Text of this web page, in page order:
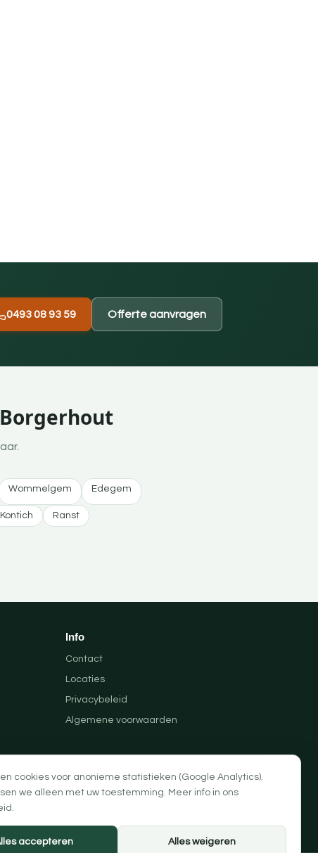
0493 08 93 59 Offerte aanvragen
Wommelgem Edegem
Kontich Ranst
Info
Contact
Locaties
Privacybeleid
Algemene voorwaarden
cookies voor anonieme statistieken (Google Analytics).
we alleen met uw toestemming. Meer info in ons
.
accepteren Alles weigeren